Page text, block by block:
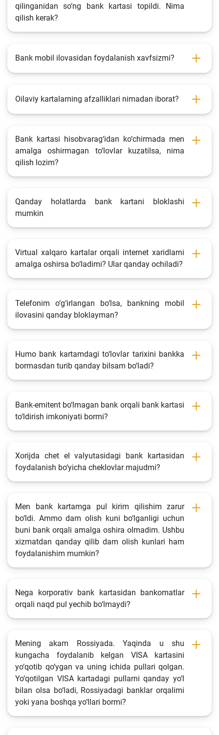
qilinganidan so‘ng bank kartasi topildi. Nima
qilish kerak?
Bank mobil ilovasidan foydalanish xavfsizmi?
Oilaviy kartalarning afzalliklari nimadan iborat?
Bank kartasi hisobvarag‘idan ko‘chirmada men
amalga oshirmagan to‘lovlar kuzatilsa, nima
qilish lozim?
Qanday holatlarda bank kartani bloklashi
mumkin
Virtual xalqaro kartalar orqali internet xaridlarni
amalga oshirsa bo‘ladimi? Ular qanday ochiladi?
Telefonim o‘g‘irlangan bo‘lsa, bankning mobil
ilovasini qanday bloklayman?
Humo bank kartamdagi to‘lovlar tarixini bankka
bormasdan turib qanday bilsam bo‘ladi?
Bank-emitent bo‘lmagan bank orqali bank kartasi
to‘ldirish imkoniyati bormi?
Xorijda chet el valyutasidagi bank kartasidan
foydalanish bo‘yicha cheklovlar majudmi?
Men bank kartamga pul kirim qilishim zarur
bo‘ldi. Ammo dam olish kuni bo‘lganligi uchun
buni bank orqali amalga oshira olmadim. Ushbu
xizmatdan qanday qilib dam olish kunlari ham
foydalanishim mumkin?
Nega korporativ bank kartasidan bankomatlar
orqali naqd pul yechib bo‘lmaydi?
Mening akam Rossiyada. Yaqinda u shu
kungacha foydalanib kelgan VISA kartasini
yo‘qotib qo‘ygan va uning ichida pullari qolgan.
Yo‘qotilgan VISA kartadagi pullarni qanday yo‘l
bilan olsa bo‘ladi, Rossiyadagi banklar orqalimi
yoki yana boshqa yo‘llari bormi?